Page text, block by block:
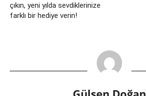
çıkın, yeni yılda sevdiklerinize
farklı bir hediye verin!